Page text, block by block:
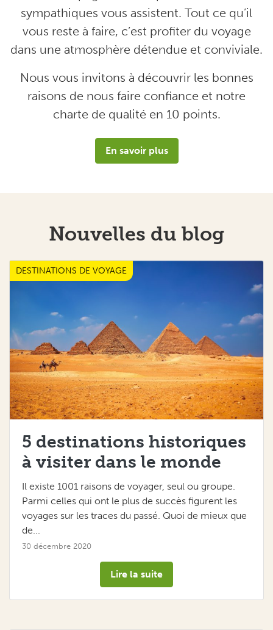
sympathiques vous assistent. Tout ce qu’il
vous reste à faire, c’est profiter du voyage
dans une atmosphère détendue et conviviale.
Nous vous invitons à découvrir les bonnes
raisons de nous faire confiance et notre
charte de qualité en 10 points.
En savoir plus
Nouvelles du blog
DESTINATIONS DE VOYAGE
Les Tops 5
5 destinations historiques
à visiter dans le monde
Il existe 1001 raisons de voyager, seul ou groupe.
Parmi celles qui ont le plus de succès figurent les
voyages sur les traces du passé. Quoi de mieux que
de...
30 décembre 2020
Lire la suite